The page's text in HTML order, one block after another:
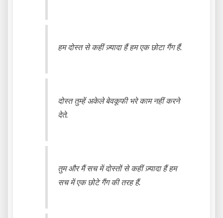
हम दोस्त से कहीं ज़्यादा हैं हम एक छोटा गैंग हैं.
दोस्त तुम्हें अकेले बेवकूफी भरे काम नहीं करने
देते.
तुम और मैं सच में दोस्तों से कहीं ज़्यादा हैं हम
सच में एक छोटे गैंग की तरह हैं.